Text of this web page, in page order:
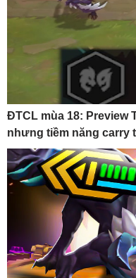
ĐTCL mùa 18: Preview
nhưng tiềm năng carry